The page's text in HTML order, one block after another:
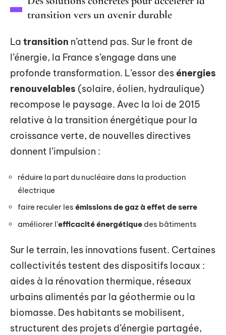
transition vers un avenir durable
La transition n’attend pas. Sur le front de
l’énergie, la France s’engage dans une
profonde transformation. L’essor des énergies
renouvelables (solaire, éolien, hydraulique)
recompose le paysage. Avec la loi de 2015
relative à la transition énergétique pour la
croissance verte, de nouvelles directives
donnent l’impulsion :
réduire la part du nucléaire dans la production
électrique
faire reculer les émissions de gaz à effet de serre
améliorer l’efficacité énergétique des bâtiments
Sur le terrain, les innovations fusent. Certaines
collectivités testent des dispositifs locaux :
aides à la rénovation thermique, réseaux
urbains alimentés par la géothermie ou la
biomasse. Des habitants se mobilisent,
structurent des projets d’énergie partagée,